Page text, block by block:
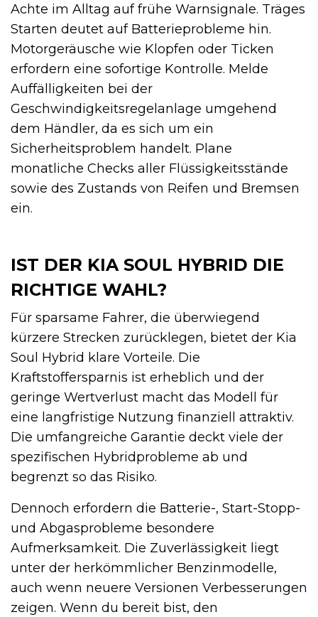
Achte im Alltag auf frühe Warnsignale. Träges
Starten deutet auf Batterieprobleme hin.
Motorgeräusche wie Klopfen oder Ticken
erfordern eine sofortige Kontrolle. Melde
Auffälligkeiten bei der
Geschwindigkeitsregelanlage umgehend
dem Händler, da es sich um ein
Sicherheitsproblem handelt. Plane
monatliche Checks aller Flüssigkeitsstände
sowie des Zustands von Reifen und Bremsen
ein.
IST DER KIA SOUL HYBRID DIE
RICHTIGE WAHL?
Für sparsame Fahrer, die überwiegend
kürzere Strecken zurücklegen, bietet der Kia
Soul Hybrid klare Vorteile. Die
Kraftstoffersparnis ist erheblich und der
geringe Wertverlust macht das Modell für
eine langfristige Nutzung finanziell attraktiv.
Die umfangreiche Garantie deckt viele der
spezifischen Hybridprobleme ab und
begrenzt so das Risiko.
Dennoch erfordern die Batterie-, Start-Stopp-
und Abgasprobleme besondere
Aufmerksamkeit. Die Zuverlässigkeit liegt
unter der herkömmlicher Benzinmodelle,
auch wenn neuere Versionen Verbesserungen
zeigen. Wenn du bereit bist, den